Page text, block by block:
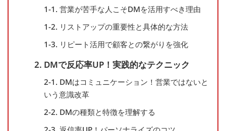
1-1. 営業が苦手な人こそDMを活用すべき理由
1-2. リストアップの重要性と具体的な方法
1-3. リピート活用で顧客との繋がりを強化
2. DMで反応率UP！実践的なテクニック
2-1. DMはコミュニケーション！営業ではないと
いう意識改革
2-2. DMの種類と特徴を理解する